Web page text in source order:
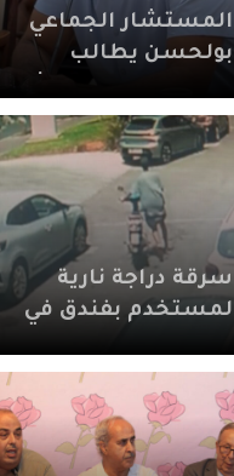
المستشار الجماعي
بولحسن يطالب
أشغال شارع علال
الفاسي بمراكش
سرقة دراجة نارية
لمستخدم بفندق في
بمراكش